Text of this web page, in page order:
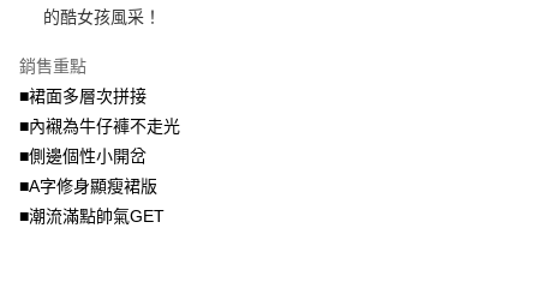
2.基於同意付款使用「大哥付你分期」之契約關係目的，商店將以您的個人
由本公司與您本人進行分期帳單所需資料之確認、核對及更正。
3.完整用戶服務條款，請詳閱以下連結：
後付繳納相關費用。
是否繳費成功／繳費後需取消欲退款等相關疑問，請聯繫「AFTEE先享後付
客戶支援中心」
【注意事項】
易，需依本服務之必要範圍內提供個人資料，並將交易相關給付款項請求債
權轉讓予恩沛科技股份有限公司。
２．關於個人資料處理事宜，請瀏覽以下網址：
https://aftee.tw/terms/#terms3
每筆NT$70，滿NT$699(含以上)免運費
宅配
的酷女孩風采！
銷售重點
■裙面多層次拼接
■內襯為牛仔褲不走光
■側邊個性小開岔
■A字修身顯瘦裙版
■潮流滿點帥氣GET